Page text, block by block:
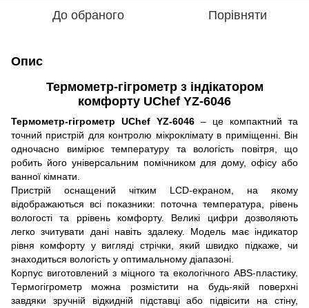
До обраного Порівняти
Опис
Термометр-гігрометр з індікатором
комфорту UChef YZ-6046
Термометр-гігрометр UChef YZ-6046 – це компактний та
точний пристрій для контролю мікроклімату в приміщенні. Він
одночасно вимірює температуру та вологість повітря, що
робить його універсальним помічником для дому, офісу або
ванної кімнати.
Пристрій оснащений чітким LCD-екраном, на якому
відображаються всі показники: поточна температура, рівень
вологості та ррівень комфорту. Великі цифри дозволяють
легко зчитувати дані навіть здалеку. Модель має індикатор
рівня комфорту у вигляді стрічки, який швидко підкаже, чи
знаходиться вологість у оптимальному діапазоні.
Корпус виготовлений з міцного та екологічного ABS-пластику.
Термогігрометр можна розмістити на будь-якій поверхні
завдяки зручній відкидній підставці або підвісити на стіну,